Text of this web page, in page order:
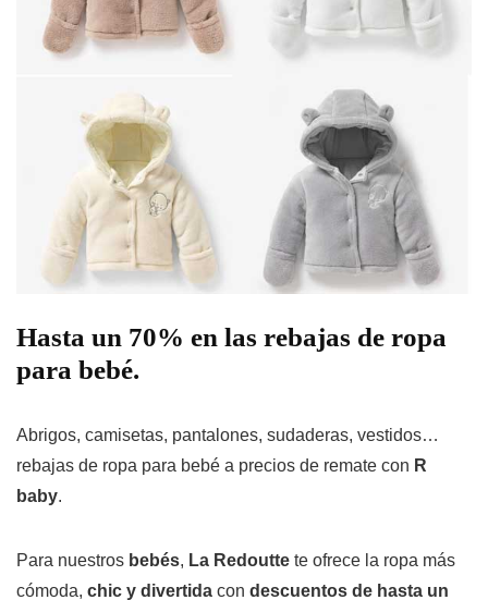
Hasta un 70% en las rebajas de ropa
para bebé.
Abrigos, camisetas, pantalones, sudaderas, vestidos…
rebajas de ropa para bebé a precios de remate con R
baby.
Para nuestros bebés, La Redoutte te ofrece la ropa más
cómoda, chic y divertida con descuentos de hasta un